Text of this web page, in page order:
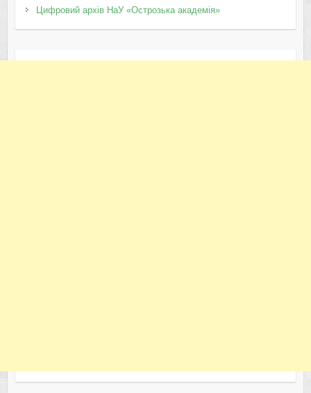
Цифровий архів НаУ «Острозька академія»